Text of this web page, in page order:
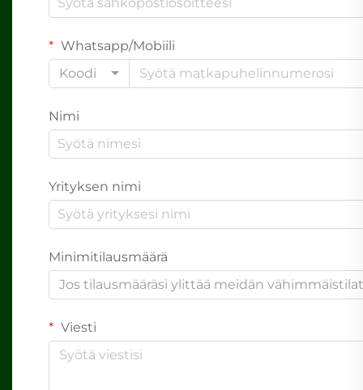
Whatsapp/Mobiili
Koodi
Nimi
Yrityksen nimi
Minimitilausmäärä
Jos tilausmääräsi ylittää meidän
Viesti